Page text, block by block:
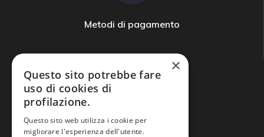
Metodi di pagamento
Domande frequenti
×
Questo sito potrebbe fare
uso di cookies di
profilazione.
Questo sito web utilizza i cookie per
migliorare l'esperienza dell'utente.